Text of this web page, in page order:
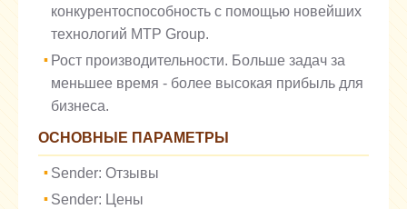
конкурентоспособность с помощью новейших
технологий MTP Group.
Рост производительности. Больше задач за
меньшее время - более высокая прибыль для
бизнеса.
ОСНОВНЫЕ ПАРАМЕТРЫ
Sender: Отзывы
Sender: Цены